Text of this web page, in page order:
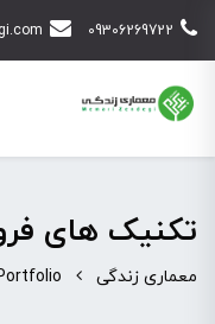
09306269722
تکنیک های
معماری زندگی